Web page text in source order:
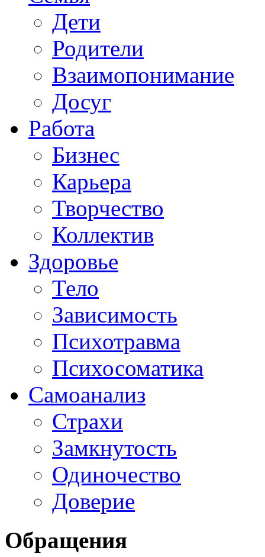
Дети
Родители
Взаимопонимание
Досуг
Работа
Бизнес
Карьера
Творчество
Коллектив
Здоровье
Тело
Зависимость
Психотравма
Психосоматика
Самоанализ
Страхи
Замкнутость
Одиночество
Доверие
Обращения